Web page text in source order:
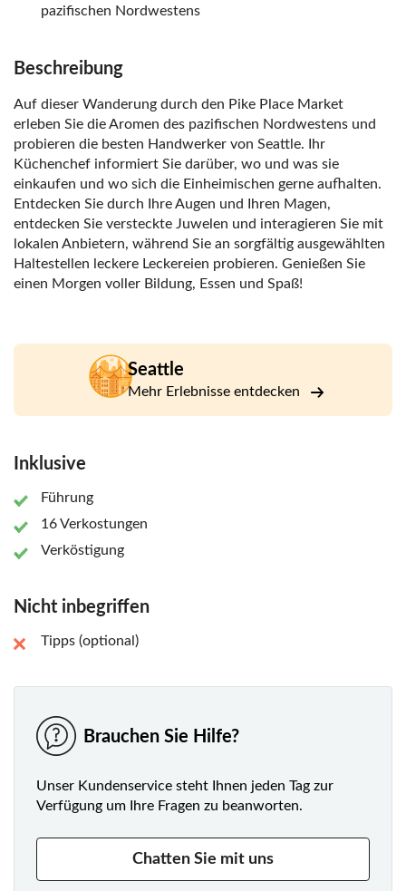
pazifischen Nordwestens
Beschreibung
Auf dieser Wanderung durch den Pike Place Market
erleben Sie die Aromen des pazifischen Nordwestens und
probieren die besten Handwerker von Seattle. Ihr
Küchenchef informiert Sie darüber, wo und was sie
einkaufen und wo sich die Einheimischen gerne aufhalten.
Entdecken Sie durch Ihre Augen und Ihren Magen,
entdecken Sie versteckte Juwelen und interagieren Sie mit
lokalen Anbietern, während Sie an sorgfältig ausgewählten
Haltestellen leckere Leckereien probieren. Genießen Sie
einen Morgen voller Bildung, Essen und Spaß!
Seattle
Mehr Erlebnisse entdecken
Inklusive
Führung
16 Verkostungen
Verköstigung
Nicht inbegriffen
Tipps (optional)
Brauchen Sie Hilfe?
Unser Kundenservice steht Ihnen jeden Tag zur
Verfügung um Ihre Fragen zu beanworten.
Chatten Sie mit uns